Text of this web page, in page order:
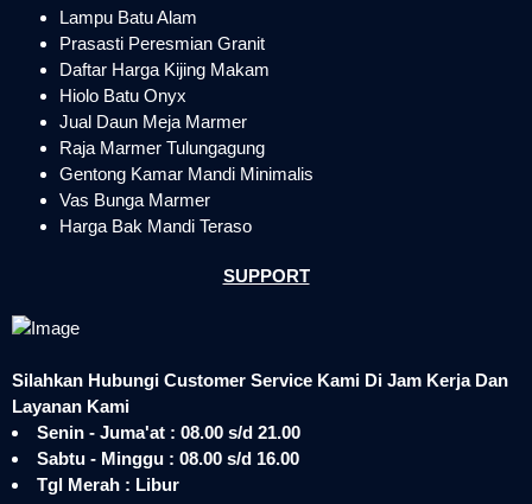
Lampu Batu Alam
Prasasti Peresmian Granit
Daftar Harga Kijing Makam
Hiolo Batu Onyx
Jual Daun Meja Marmer
Raja Marmer Tulungagung
Gentong Kamar Mandi Minimalis
Vas Bunga Marmer
Harga Bak Mandi Teraso
SUPPORT
Silahkan Hubungi Customer Service Kami Di Jam Kerja Dan
Layanan Kami
Senin - Juma'at : 08.00 s/d 21.00
Sabtu - Minggu : 08.00 s/d 16.00
Tgl Merah : Libur